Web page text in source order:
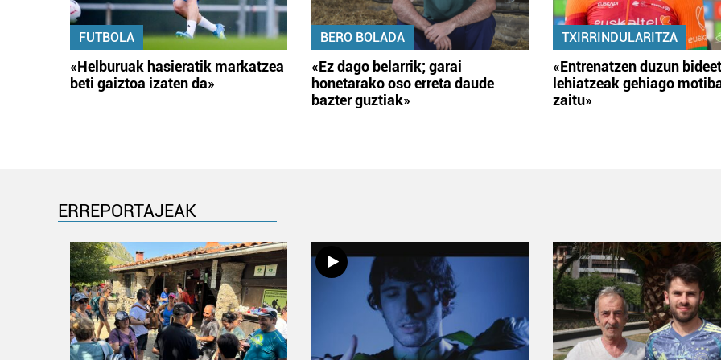
FUTBOLA
«Helburuak hasieratik markatzea
beti gaiztoa izaten da»
BERO BOLADA
«Ez dago belarrik; garai
honetarako oso erreta daude
bazter guztiak»
TXIRRINDULARITZA
«Entrenatzen duzun
lehiatzeak gehiago
zaitu»
ERREPORTAJEAK